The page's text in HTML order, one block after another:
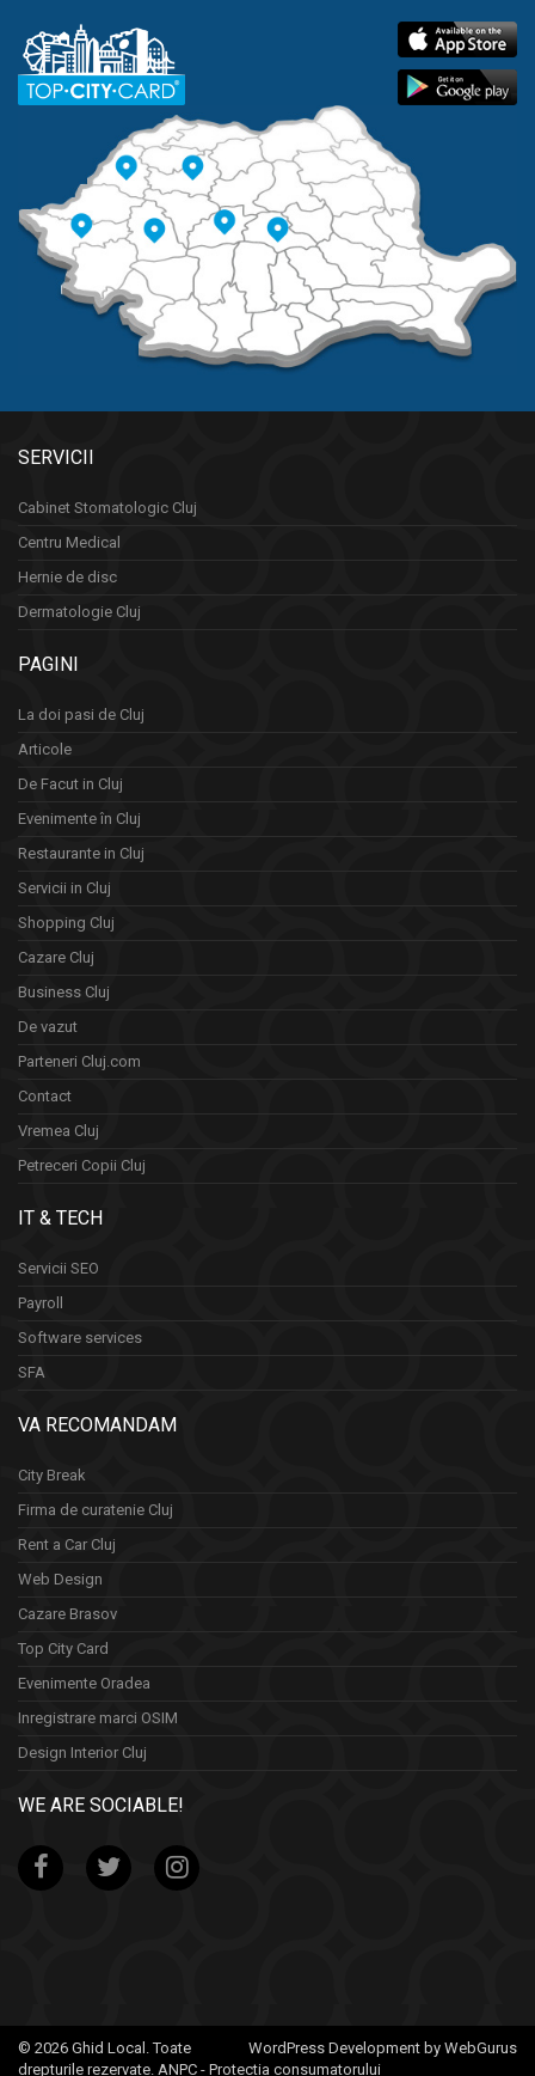
SERVICII
Cabinet Stomatologic Cluj
Centru Medical
Hernie de disc
Dermatologie Cluj
PAGINI
La doi pasi de Cluj
Articole
De Facut in Cluj
Evenimente în Cluj
Restaurante in Cluj
Servicii in Cluj
Shopping Cluj
Cazare Cluj
Business Cluj
De vazut
Parteneri Cluj.com
Contact
Vremea Cluj
Petreceri Copii Cluj
IT & TECH
Servicii SEO
Payroll
Software services
SFA
VA RECOMANDAM
City Break
Firma de curatenie Cluj
Rent a Car Cluj
Web Design
Cazare Brasov
Top City Card
Evenimente Oradea
Inregistrare marci OSIM
Design Interior Cluj
WE ARE SOCIABLE!
WordPress Development by WebGurus
© 2026 Ghid Local. Toate
drepturile rezervate. ANPC - Protectia consumatorului